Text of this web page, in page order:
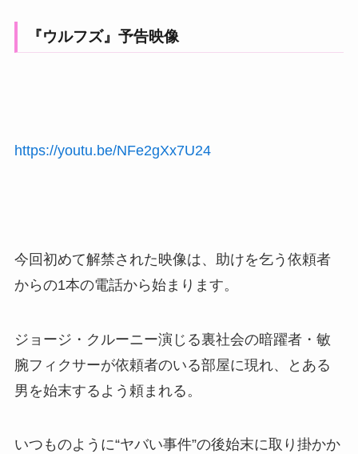
『ウルフズ』予告映像
https://youtu.be/NFe2gXx7U24
今回初めて解禁された映像は、助けを乞う依頼者
からの1本の電話から始まります。
ジョージ・クルーニー演じる裏社会の暗躍者・敏
腕フィクサーが依頼者のいる部屋に現れ、とある
男を始末するよう頼まれる。
いつものように“ヤバい事件”の後始末に取り掛かか